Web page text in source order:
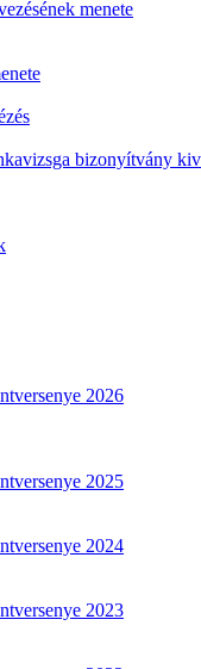
menete
bizonyítvány
2026
2025
2024
2023